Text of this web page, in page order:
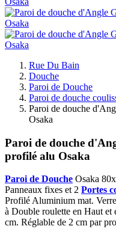
Rue Du Bain
Douche
Paroi de Douche
Paroi de douche
Paroi de douche
Osaka
Paroi de douche
profilé alu Osaka
Paroi de Douche Osaka
Panneaux fixes et 2 Portes
Profilé Aluminium mat.
à Double roulette en Haut
cm. Réglable de 2 cm par